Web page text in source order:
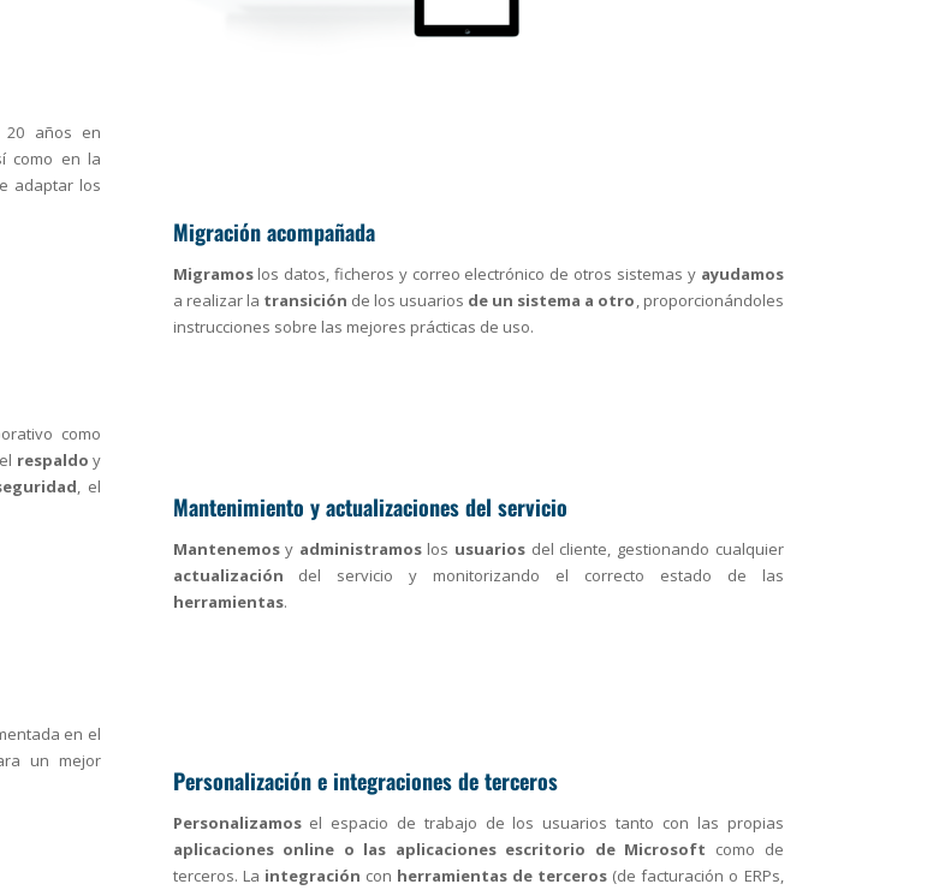
años en
como en la
adaptar los
como
respaldo y
, el
en el
un mejor
Migración acompañada
Migramoslos datos, ficheros y correo electrónico de otros sistemas y ayudamos
a realizar la transición de los usuarios de un sistema a otro, proporcionándoles
instrucciones sobre las mejores prácticas de uso.
Mantenimiento y actualizaciones del servicio
Mantenemosy administramoslos usuarios del cliente, gestionando cualquier
actualización del servicio y monitorizando el correcto estado de las
herramientas.
Personalización e integraciones de terceros
Personalizamosel espacio de trabajo de los usuarios tanto con las propias
aplicaciones online o las aplicaciones escritorio de Microsoft como de
terceros. La integración con herramientas de terceros (de facturación o ERPs,